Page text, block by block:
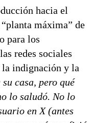
hacia el
máxima” de
para los
redes sociales
indignación y la
casa, pero qué
lo saludó. No lo
en X (antes